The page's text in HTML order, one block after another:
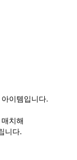
이템입니다.
치해
니다.